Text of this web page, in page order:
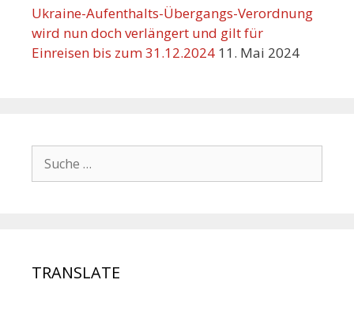
Ukraine-Aufenthalts-Übergangs-Verordnung
wird nun doch verlängert und gilt für
Einreisen bis zum 31.12.2024 11. Mai 2024
TRANSLATE